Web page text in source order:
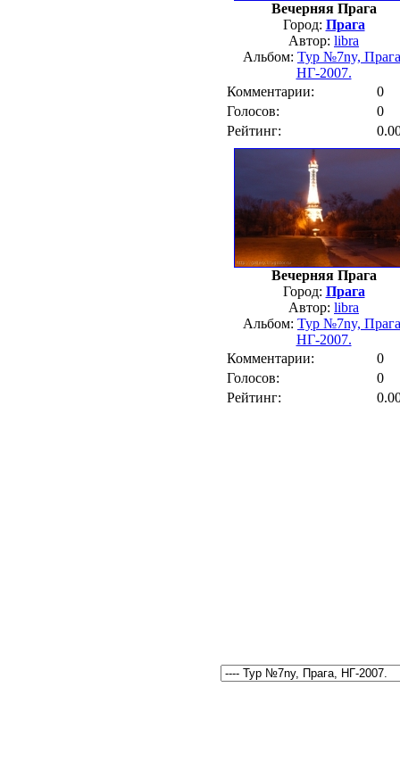
Вечерняя Прага
Город: Прага
Автор: libra
Альбом: Тур №7ny,
НГ-2007.
Комментарии:
0
Голосов:
0
Рейтинг:
Вечерняя Прага
Город: Прага
Автор: libra
Альбом: Тур №7ny,
НГ-2007.
Комментарии:
0
Голосов:
0
Рейтинг: